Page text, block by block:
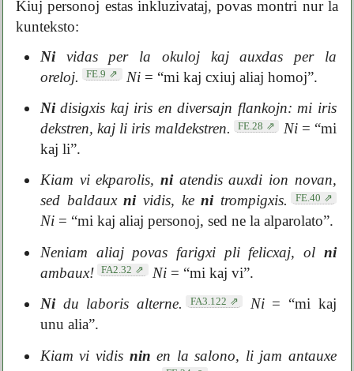
Kiuj personoj estas inkluzivataj, povas montri nur la
kunteksto:
Nividas per la okuloj kaj auxdas per la
oreloj.
FE.9 Ni= “mi kaj cxiuj aliaj homoj”.
Nidisigxis kaj iris en diversajn flankojn: mi iris
dekstren, kaj li iris maldekstren.
FE.28 Ni= “mi
kaj li”.
Kiam vi ekparolis,niatendis auxdi ion novan,
sed baldauxnividis, kenitrompigxis. FE.40
Ni= “mi kaj aliaj personoj, sed ne la alparolato”.
Neniam aliaj povas farigxi pli felicxaj, ol ni
ambaux!
FA2.32 Ni= “mi kaj vi”.
Nidu laboris alterne. FA3.122 Ni= “mi kaj
unu alia”.
Kiam vi vidis nin en la salono, li jam antauxe